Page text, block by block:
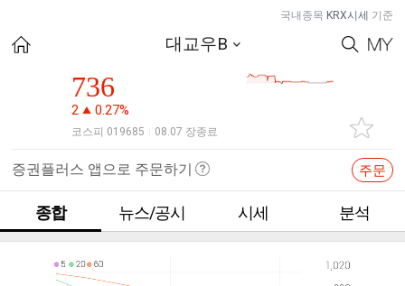
국내종목 KRX시세 기준
대교우B
736
2 0.27%
코스피 019685 08.07 장종료
증권플러스 앱으로 주문하기 주문
종합 뉴스/공시 시세 분석